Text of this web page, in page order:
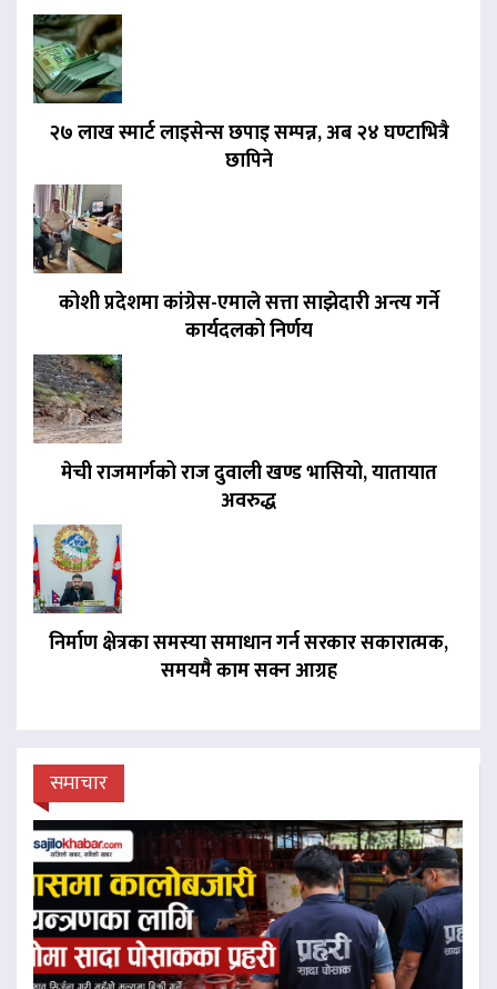
२७ लाख स्मार्ट लाइसेन्स छपाइ सम्पन्न, अब २४ घण्टाभित्रै
छापिने
कोशी प्रदेशमा कांग्रेस-एमाले सत्ता साझेदारी अन्त्य गर्ने
कार्यदलको निर्णय
मेची राजमार्गको राज दुवाली खण्ड भासियो, यातायात
अवरुद्ध
निर्माण क्षेत्रका समस्या समाधान गर्न सरकार सकारात्मक,
समयमै काम सक्न आग्रह
समाचार